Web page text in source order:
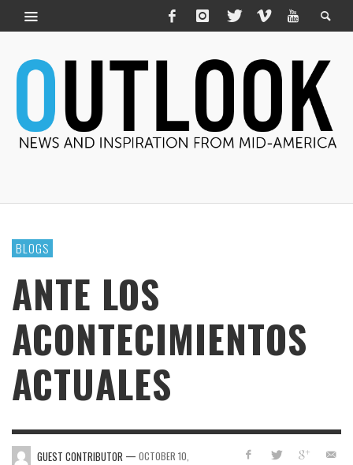
BLOGS
ANTE LOS
ACONTECIMIENTOS
ACTUALES
GUEST CONTRIBUTOR — OCTOBER 10,